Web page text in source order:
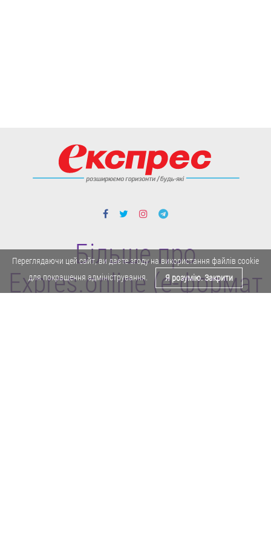
Більше про
Expres.online (e-формат
Переглядаючи цей сайт, ви даєте згоду на використання файлів cookie
для покращення адміністрування.
Я розумію. Закрити